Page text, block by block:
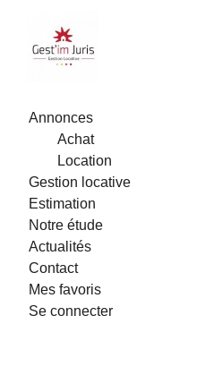
Annonces
Achat
Location
Gestion locative
Estimation
Notre étude
Actualités
Contact
Mes favoris
Se connecter